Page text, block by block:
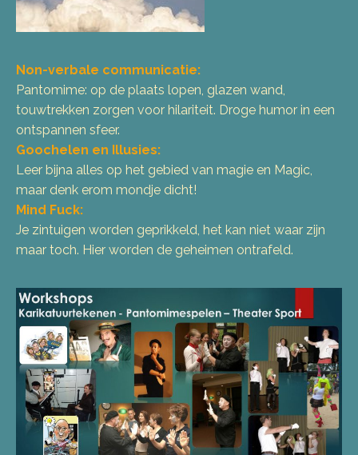
Non-verbale communicatie:
Pantomime: op de plaats lopen, glazen wand,
touwtrekken zorgen voor hilariteit. Droge humor in een
ontspannen sfeer.
Goochelen en Illusies:
Leer bijna alles op het gebied van magie en Magic,
maar denk erom mondje dicht!
Mind Fuck:
Je zintuigen worden geprikkeld, het kan niet waar zijn
maar toch. Hier worden de geheimen ontrafeld.